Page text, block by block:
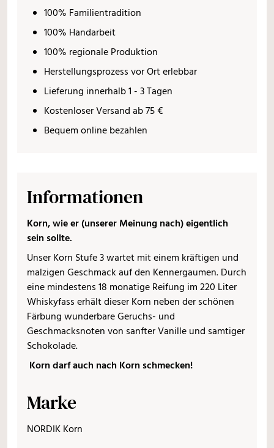
100% Familientradition
100% Handarbeit
100% regionale Produktion
Herstellungsprozess vor Ort erlebbar
Lieferung innerhalb 1 - 3 Tagen
Kostenloser Versand ab 75 €
Bequem online bezahlen
Informationen
Korn, wie er (unserer Meinung nach) eigentlich
sein sollte.
Unser Korn Stufe 3 wartet mit einem kräftigen und
malzigen Geschmack auf den Kennergaumen. Durch
eine mindestens 18 monatige Reifung im 220 Liter
Whiskyfass erhält dieser Korn neben der schönen
Färbung wunderbare Geruchs- und
Geschmacksnoten von sanfter Vanille und samtiger
Schokolade.
Korn darf auch nach Korn schmecken!
Marke
NORDIK Korn